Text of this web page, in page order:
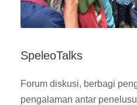
SpeleoTalks
Forum diskusi, berbagi
pengalaman antar